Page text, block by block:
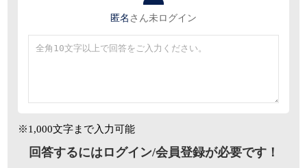
匿名 さん未ログイン
※1,000文字まで入力可能
回答するにはログイン/会員登録が必要です！